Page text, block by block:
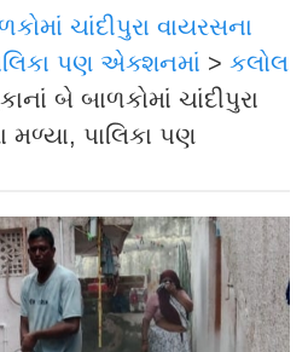
ચાંદીપુરા વાયરસના
પણ એક્શનમાં > કલોલ
બે બાળકોમાં ચાંદીપુરા
મળ્યા, પાલિકા પણ